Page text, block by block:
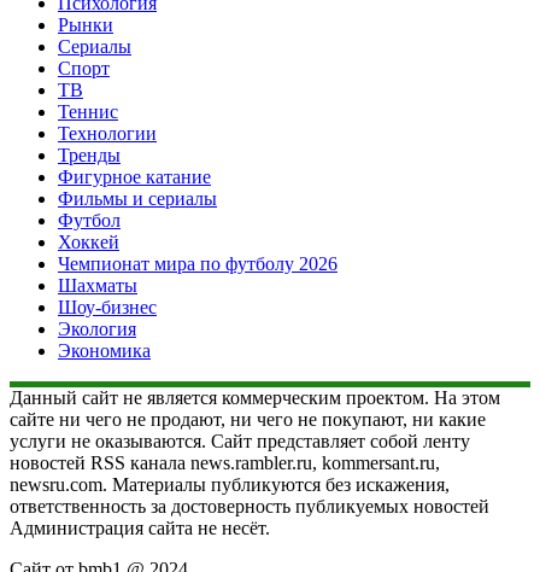
Рынки
Сериалы
Спорт
ТВ
Теннис
Технологии
Тренды
Фигурное катание
Фильмы и сериалы
Футбол
Хоккей
Чемпионат мира по футболу 2026
Шахматы
Шоу-бизнес
Экология
Экономика
Данный сайт не является коммерческим проектом. На этом
сайте ни чего не продают, ни чего не покупают, ни какие
услуги не оказываются. Сайт представляет собой ленту
новостей RSS канала news.rambler.ru, kommersant.ru,
newsru.com. Материалы публикуются без искажения,
ответственность за достоверность публикуемых новостей
Администрация сайта не несёт.